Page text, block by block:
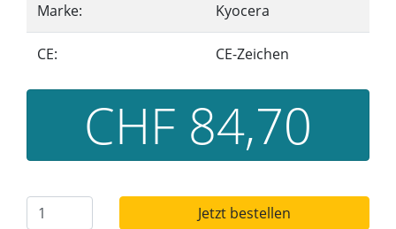
Marke: Kyocera
CE: CE-Zeichen
CHF 84,70
Jetzt bestellen